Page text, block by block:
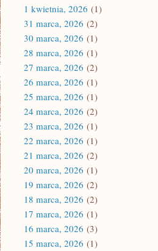
1 kwietnia, 2026 (1)
31 marca, 2026 (2)
30 marca, 2026 (1)
28 marca, 2026 (1)
27 marca, 2026 (2)
26 marca, 2026 (1)
25 marca, 2026 (1)
24 marca, 2026 (2)
23 marca, 2026 (1)
22 marca, 2026 (1)
21 marca, 2026 (2)
20 marca, 2026 (1)
19 marca, 2026 (2)
18 marca, 2026 (2)
17 marca, 2026 (1)
16 marca, 2026 (3)
15 marca, 2026 (1)